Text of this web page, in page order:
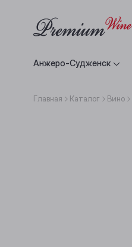
Анжеро-Судженск
Главная Каталог Вино